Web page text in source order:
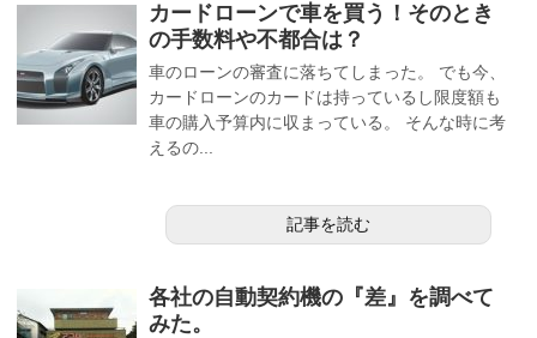
カードローンで車を買う！そのとき
の手数料や不都合は？
車のローンの審査に落ちてしまった。 でも今、
カードローンのカードは持っているし限度額も
車の購入予算内に収まっている。 そんな時に考
えるの...
記事を読む
各社の自動契約機の『差』を調べて
みた。